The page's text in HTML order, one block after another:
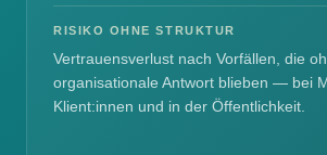
RISIKO OHNE STRUKTUR
Vertrauensverlust nach Vorfällen, die
organisationale Antwort blieben — bei
Klient:innen und in der Öffentlichkeit.